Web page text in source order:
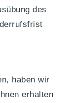
des
haben wir
erhalten